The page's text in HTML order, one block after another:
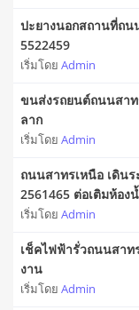
ปะยางนอกสถานที่ถน
5522459
เริ่มโดย Admin
ขนส่งรถยนต์ถนนสาท
ลาก
เริ่มโดย Admin
ถนนสาทรเหนือ เดิน
2561465 ต่อเติมห้อง
เริ่มโดย Admin
เช็คไฟฟ้ารั่วถนนสาท
งาน
เริ่มโดย Admin